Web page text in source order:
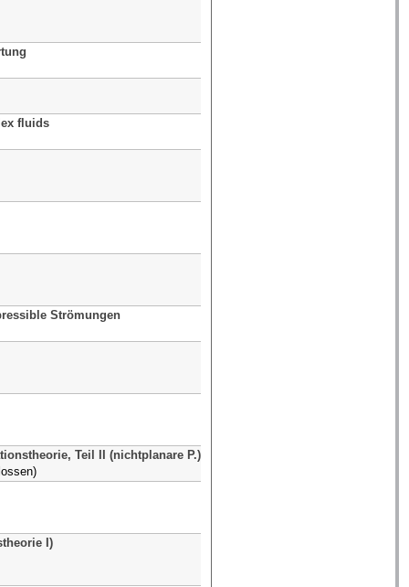
fluids
Strömungen
Teil II (nichtplanare P.)
I)